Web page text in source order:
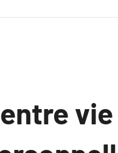
vie